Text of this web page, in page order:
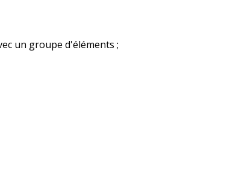
un groupe d'éléments ;